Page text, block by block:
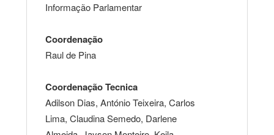
Informação Parlamentar
Coordenação
Raul de Pina
Coordenação Tecnica
Adilson Dias, António Teixeira, Carlos
Lima, Claudina Semedo, Darlene